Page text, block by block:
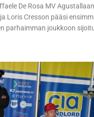
De Rosa MV
Loris Cresson pääsi
parhaimman joukkoon